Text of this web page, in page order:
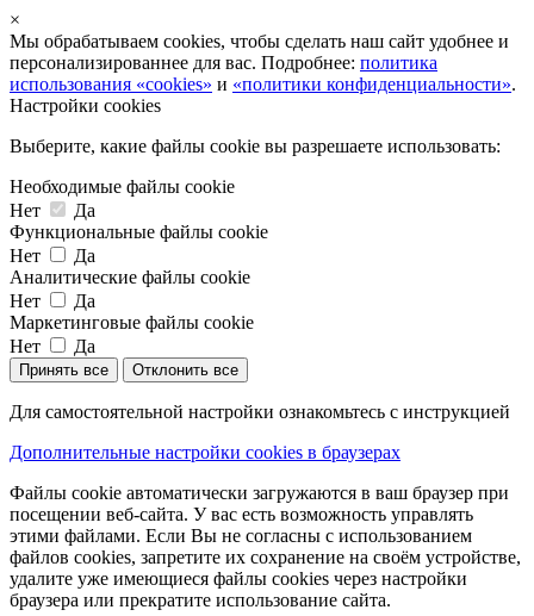
×
Мы обрабатываем cookies, чтобы сделать наш сайт удобнее и
персонализированнее для вас. Подробнее: политика
использования «cookies» и «политики конфиденциальности».
Настройки cookies
Выберите, какие файлы cookie вы разрешаете использовать:
Необходимые файлы cookie
Нет
Да
Функциональные файлы cookie
Нет
Да
Аналитические файлы cookie
Нет
Да
Маркетинговые файлы cookie
Нет
Да
Принять все Отклонить все
Для самостоятельной настройки ознакомьтесь с инструкцией
Дополнительные настройки cookies в браузерах
Файлы cookie автоматически загружаются в ваш браузер при
посещении веб-сайта. У вас есть возможность управлять
этими файлами. Если Вы не согласны с использованием
файлов cookies, запретите их сохранение на своём устройстве,
удалите уже имеющиеся файлы cookies через настройки
браузера или прекратите использование сайта.